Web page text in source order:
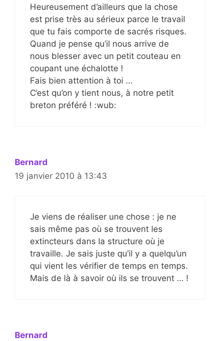
Heureusement d’ailleurs que la chose
est prise très au sérieux parce le travail
que tu fais comporte de sacrés risques.
Quand je pense qu’il nous arrive de
nous blesser avec un petit couteau en
coupant une échalotte !
Fais bien attention à toi …
C’est qu’on y tient nous, à notre petit
breton préféré ! :wub:
Bernard
19 janvier 2010 à 13:43
Je viens de réaliser une chose : je ne
sais même pas où se trouvent les
extincteurs dans la structure où je
travaille. Je sais juste qu’il y a quelqu’un
qui vient les vérifier de temps en temps.
Mais de là à savoir où ils se trouvent … !
Bernard